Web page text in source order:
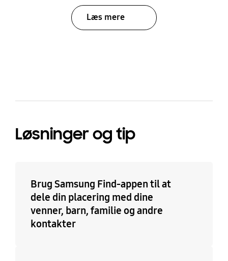
Læs mere
Løsninger og tip
Brug Samsung Find-appen til at
dele din placering med dine
venner, barn, familie og andre
kontakter